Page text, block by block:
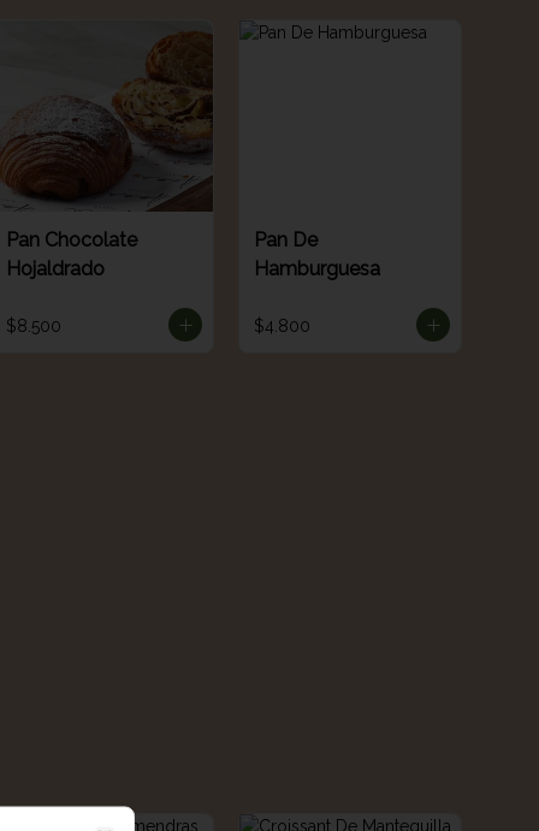
Pan Chocolate
Hojaldrado
$8.500
Pan De
Hamburguesa
$4.800